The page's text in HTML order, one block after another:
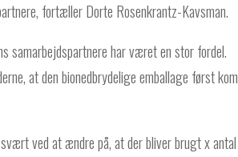
fortæller Dorte Rosenkrantz-Kavsman.
samarbejdspartnere har været en stor fordel.
at den bionedbrydelige emballage først kom
ved at ændre på, at der bliver brugt x antal